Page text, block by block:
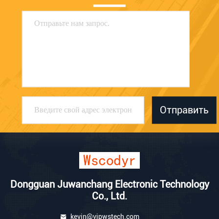
Отправить
Dongguan Juwanchang Electronic Technology
Co., Ltd.
kevin@vipwstech.com